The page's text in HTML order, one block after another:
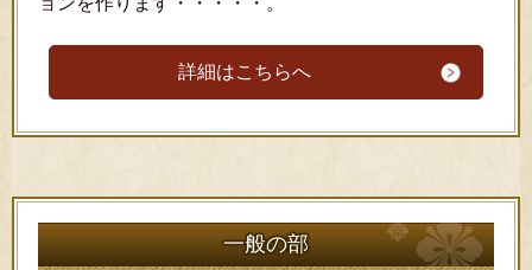
詳細はこちらへ
一般の部